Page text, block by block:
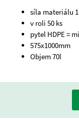
síla materiálu
v roli 50 ks
pytel HDPE =
575x1000mm
Objem 70l